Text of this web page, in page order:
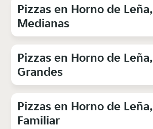
Pizzas en Horno de Leña,
Medianas
Pizzas en Horno de Leña,
Grandes
Pizzas en Horno de Leña,
Familiar